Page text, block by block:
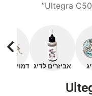
אביזרים לדיג דמויים